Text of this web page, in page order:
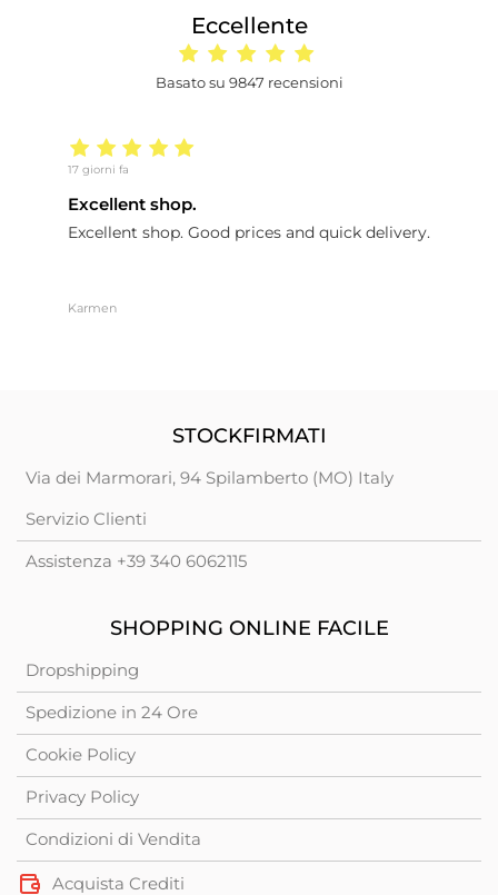
Eccellente
Basato su 9847 recensioni
17 giorni fa
Excellent shop.
Excellent shop. Good prices and quick delivery.
Karmen
STOCKFIRMATI
Via dei Marmorari, 94 Spilamberto (MO) Italy
Servizio Clienti
Assistenza +39 340 6062115
SHOPPING ONLINE FACILE
Dropshipping
Spedizione in 24 Ore
Cookie Policy
Privacy Policy
Condizioni di Vendita
Acquista Crediti